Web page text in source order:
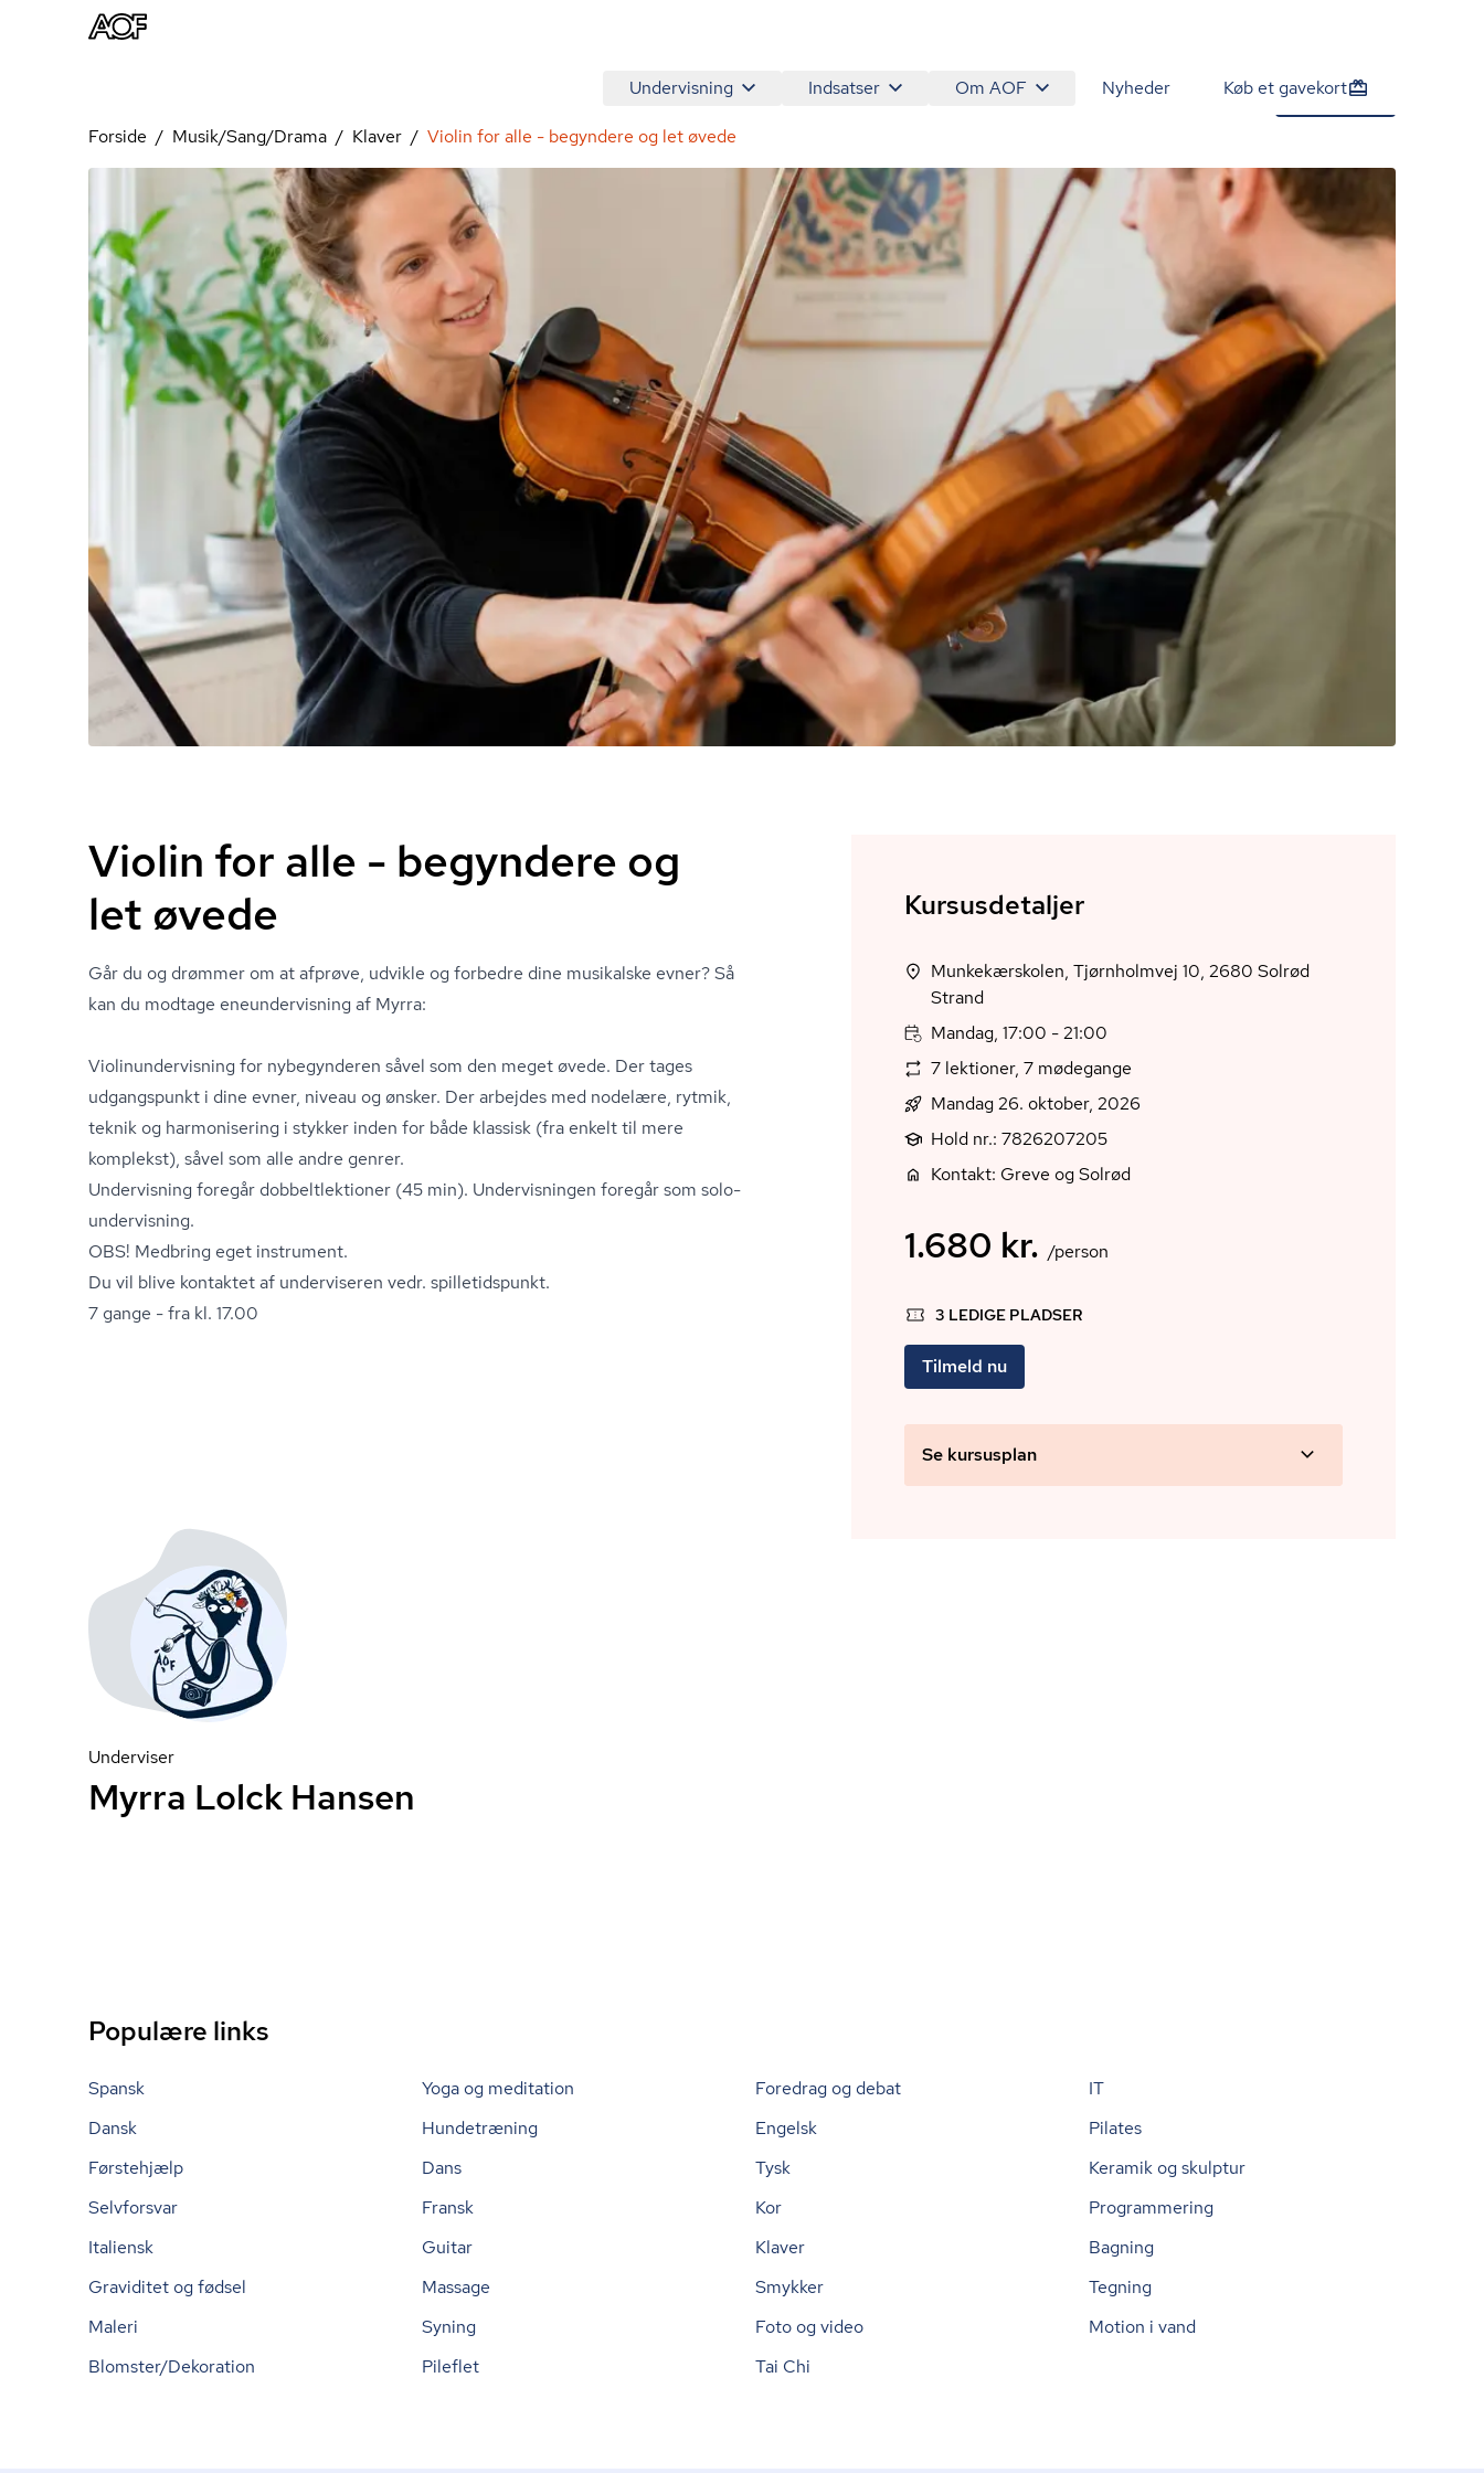
Undervisning Indsatser Om AOF Nyheder Køb et gavekort
Forside Musik/Sang/Drama Klaver Violin for alle - begyndere og let øvede
1.680 kr. /person Tilmeld nu
Violin for alle - begyndere og
let øvede
Går du og drømmer om at afprøve, udvikle og forbedre dine musikalske evner? Så
kan du modtage ene­un­der­vis­ning af Myrra:
Vi­o­li­nun­der­vis­ning for nybegynderen såvel som den meget øvede. Der tages
udgangspunkt i dine evner, niveau og ønsker. Der arbejdes med nodelære, rytmik,
teknik og harmonisering i stykker inden for både klassisk (fra enkelt til mere
komplekst), såvel som alle andre genrer.
Undervisning foregår dob­belt­lek­tio­ner (45 min). Undervisningen foregår som so­lo­
un­der­vis­ning.
OBS! Medbring eget instrument.
Du vil blive kontaktet af underviseren vedr. spil­le­tids­punkt.
7 gange - fra kl. 17.00
Kursusdetaljer
Munkekærskolen, Tjørnholmvej 10, 2680 Solrød
Strand
Mandag, 17:00 - 21:00
7 lektioner, 7 mødegange
Mandag 26. oktober, 2026
Hold nr.: 7826207205
Kontakt: Greve og Solrød
1.680 kr. /person
3 LEDIGE PLADSER
Tilmeld nu
Se kursusplan
Underviser
Myrra Lolck Hansen
Populære links
Spansk Yoga og meditation Foredrag og debat
IT
Dansk
Hundetræning Engelsk
Pilates
Førstehjælp
Dans Tysk
Keramik og skulptur
Selvforsvar
Fransk Kor
Programmering
Italiensk
Guitar Klaver
Bagning
Graviditet og fødsel
Massage Smykker
Tegning
Maleri
Syning Foto og video
Motion i vand
Blomster/Dekoration
Pileflet Tai Chi